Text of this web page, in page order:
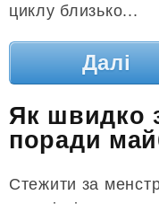
циклу близько...
Далі
Як швидко
поради
Стежити за